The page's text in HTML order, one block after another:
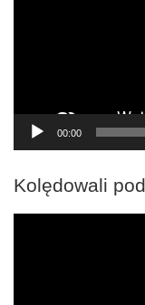
00:00
Kolędowali